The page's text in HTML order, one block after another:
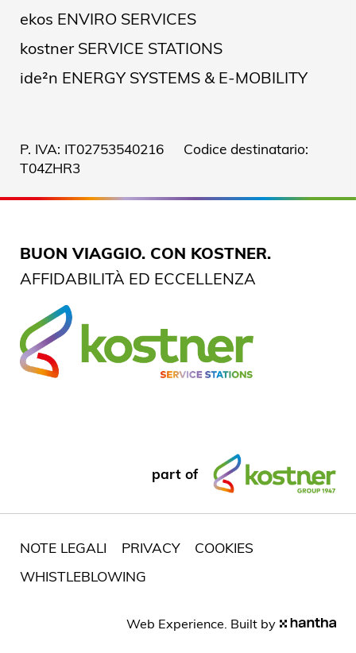
ekos ENVIRO SERVICES
kostner SERVICE STATIONS
ide²n ENERGY SYSTEMS & E-MOBILITY
P. IVA: IT02753540216 Codice destinatario:
T04ZHR3
BUON VIAGGIO. CON KOSTNER.
AFFIDABILITÀ ED ECCELLENZA
part of
NOTE LEGALI PRIVACY
COOKIES
WHISTLEBLOWING
Web Experience. Built by